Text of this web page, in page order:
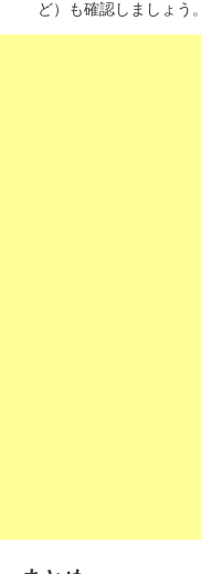
ど）も確認しましょう。